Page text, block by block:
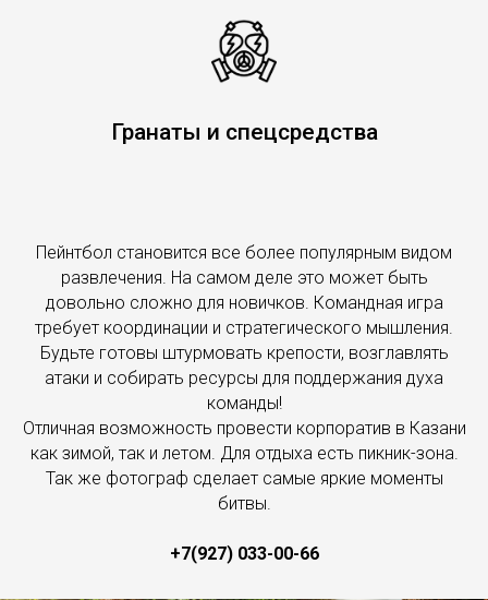
Гранаты и спецсредства
Пейнтбол становится все более популярным видом
развлечения. На самом деле это может быть
довольно сложно для новичков. Командная игра
требует координации и стратегического мышления.
Будьте готовы штурмовать крепости, возглавлять
атаки и собирать ресурсы для поддержания духа
команды!
Отличная возможность провести корпоратив в Казани
как зимой, так и летом. Для отдыха есть пикник-зона.
Так же фотограф сделает самые яркие моменты
битвы.
+7(927) 033-00-66